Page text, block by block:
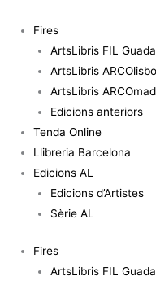
contingut
Fires
ArtsLibris FIL
ArtsLibris
ArtsLibris
Edicions anteriors
Tenda Online
Llibreria Barcelona
Edicions AL
Edicions d’Artistes
Sèrie AL
Fires
ArtsLibris FIL